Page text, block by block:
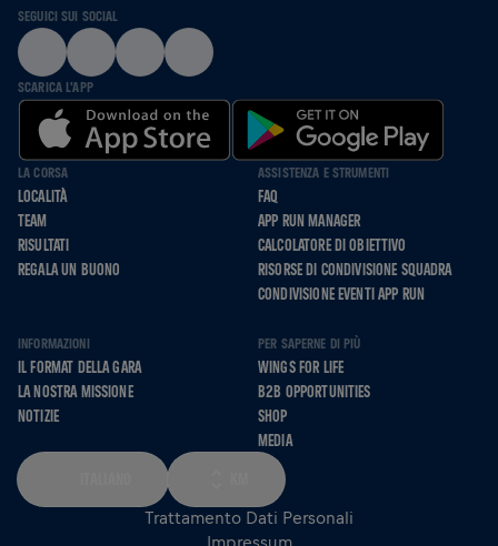
SEGUICI SUI SOCIAL
SCARICA L'APP
LA CORSA
LOCALITÀ
TEAM
RISULTATI
REGALA UN BUONO
ASSISTENZA E STRUMENTI
FAQ
APP RUN MANAGER
CALCOLATORE DI OBIETTIVO
RISORSE DI CONDIVISIONE SQUADRA
CONDIVISIONE EVENTI APP RUN
INFORMAZIONI
IL FORMAT DELLA GARA
LA NOSTRA MISSIONE
NOTIZIE
PER SAPERNE DI PIÙ
WINGS FOR LIFE
B2B OPPORTUNITIES
SHOP
MEDIA
Trattamento Dati Personali